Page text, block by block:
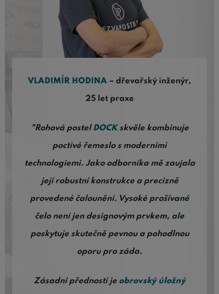
VLADIMÍR HODINA – dřevařský inženýr,
25 let praxe
"Rohová postelDOCKskvěle kombinuje
poctivé řemeslo s moderními
technologiemi. Jako odborníka mě zaujala
její robustní konstrukce a precizně
provedené čalounění. Vysoké prošívané
čelo není jen designovým prvkem, ale
poskytuje skutečně pevnou a pohodlnou
oporu pro záda.
Zásadní předností je obrovský úložný